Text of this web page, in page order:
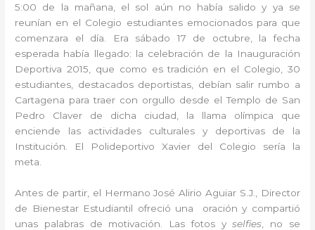
5:00 de la mañana, el sol aún no había salido y ya se
reunían en el Colegio estudiantes emocionados para que
comenzara el día. Era sábado 17 de octubre, la fecha
esperada había llegado: la celebración de la Inauguración
Deportiva 2015, que como es tradición en el Colegio, 30
estudiantes, destacados deportistas, debían salir rumbo a
Cartagena para traer con orgullo desde el Templo de San
Pedro Claver de dicha ciudad, la llama olímpica que
enciende las actividades culturales y deportivas de la
Institución. El Polideportivo Xavier del Colegio sería la
meta.
Antes de partir, el Hermano José Alirio Aguiar S.J., Director
de Bienestar Estudiantil ofreció una oración y compartió
unas palabras de motivación. Las fotos yselfies , no se